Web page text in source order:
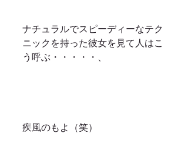
ナチュラルでスピーディーなテク
ニックを持った彼女を見て人はこ
う呼ぶ・・・・・、
疾風のもよ（笑）